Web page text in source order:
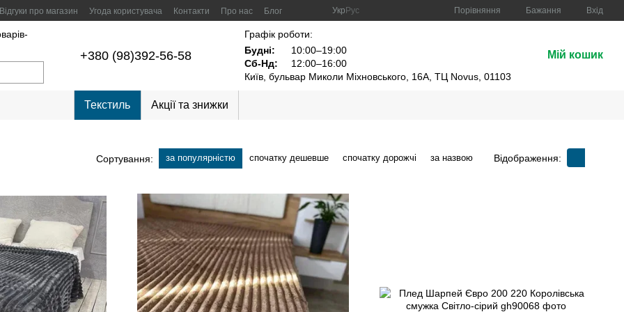
Відгуки про магазин Угода користувача Контакти Про нас Блог Укр Рус Порівняння Бажання Вхід
+380 (98)392-56-58
Графік роботи:
Будні:
10:00–19:00
Сб-Нд:
12:00–16:00
Київ, бульвар Миколи Міхновського, 16А, ТЦ Novus, 01103
Мій кошик
Текстиль Акції та знижки
Сортування: за популярністю спочатку дешевше спочатку дорожчі за назвою Відображення: